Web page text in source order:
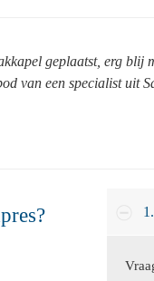
geplaatst, erg
van een specialist uit